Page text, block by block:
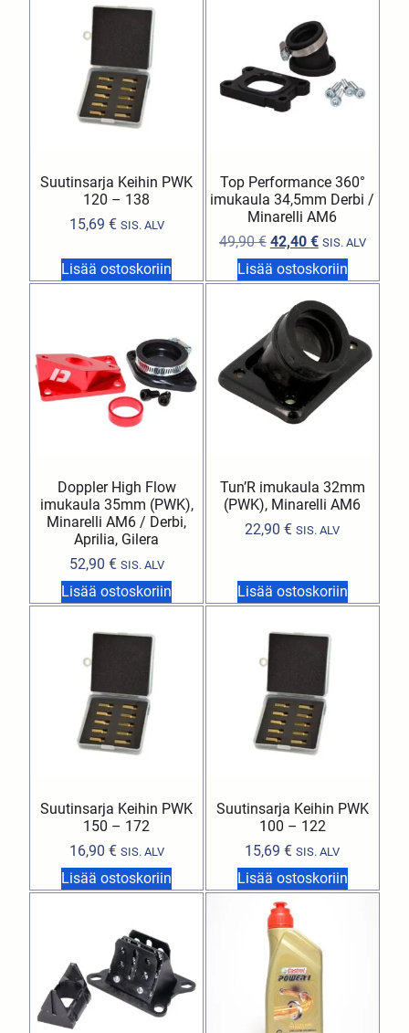
Suutinsarja Keihin PWK
120 – 138
15,69 € SIS. ALV
Lisää ostoskoriin
Top Performance 360°
imukaula 34,5mm Derbi /
Minarelli AM6
49,90€ 42,40 € SIS. ALV
Lisää ostoskoriin
Doppler High Flow
imukaula 35mm (PWK),
Minarelli AM6 / Derbi,
Aprilia, Gilera
52,90 € SIS. ALV
Lisää ostoskoriin
Tun’R imukaula 32mm
(PWK), Minarelli AM6
22,90€ SIS. ALV
Lisää ostoskoriin
Suutinsarja Keihin PWK
150 – 172
16,90 € SIS. ALV
Lisää ostoskoriin
Suutinsarja Keihin PWK
100 – 122
15,69€ SIS. ALV
Lisää ostoskoriin